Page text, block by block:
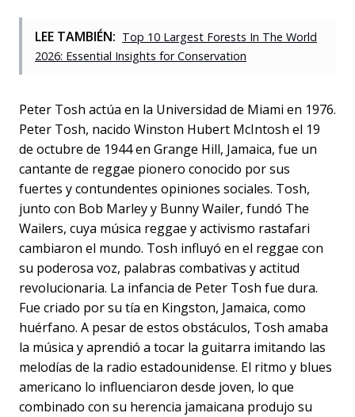
LEE TAMBIÉN: Top 10 Largest Forests In The World
2026: Essential Insights for Conservation
Peter Tosh actúa en la Universidad de Miami en 1976.
Peter Tosh, nacido Winston Hubert McIntosh el 19
de octubre de 1944 en Grange Hill, Jamaica, fue un
cantante de reggae pionero conocido por sus
fuertes y contundentes opiniones sociales. Tosh,
junto con Bob Marley y Bunny Wailer, fundó The
Wailers, cuya música reggae y activismo rastafari
cambiaron el mundo. Tosh influyó en el reggae con
su poderosa voz, palabras combativas y actitud
revolucionaria. La infancia de Peter Tosh fue dura.
Fue criado por su tía en Kingston, Jamaica, como
huérfano. A pesar de estos obstáculos, Tosh amaba
la música y aprendió a tocar la guitarra imitando las
melodías de la radio estadounidense. El ritmo y blues
americano lo influenciaron desde joven, lo que
combinado con su herencia jamaicana produjo su